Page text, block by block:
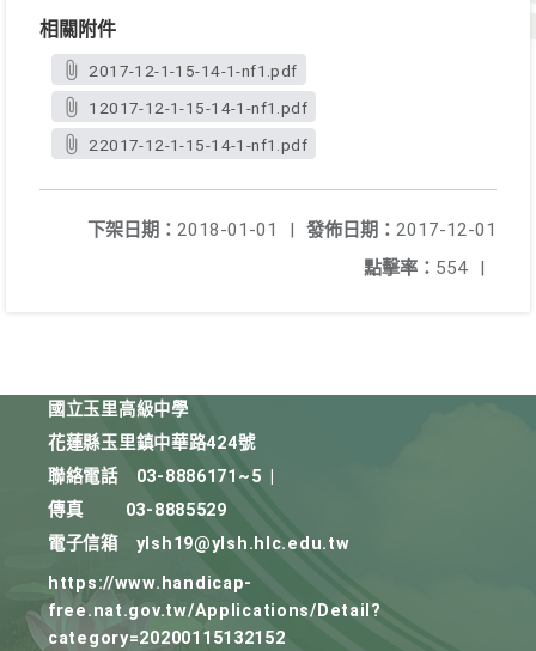
相關附件
2017-12-1-15-14-1-nf1.pdf
12017-12-1-15-14-1-nf1.pdf
22017-12-1-15-14-1-nf1.pdf
發佈日期： 2017-12-01
下架日期： 2018-01-01
|
點擊率： 554 |
國立玉里高級中學
花蓮縣玉里鎮中華路424號
聯絡電話
03-8886171~5
傳真
03-8885529
電子信箱
ylsh19@ylsh.hlc.edu.tw
https://www.handicap-
free.nat.gov.tw/Applications/Detail?
category=20200115132152